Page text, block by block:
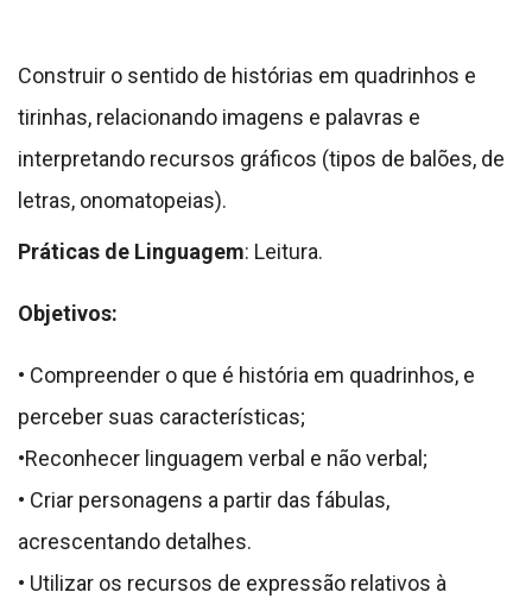
Construir o sentido de histórias em quadrinhos e
tirinhas, relacionando imagens e palavras e
interpretando recursos gráficos (tipos de balões, de
letras, onomatopeias).
Práticas de Linguagem: Leitura.
Objetivos:
• Compreender o que é história em quadrinhos, e
perceber suas características;
•Reconhecer linguagem verbal e não verbal;
• Criar personagens a partir das fábulas,
acrescentando detalhes.
• Utilizar os recursos de expressão relativos à